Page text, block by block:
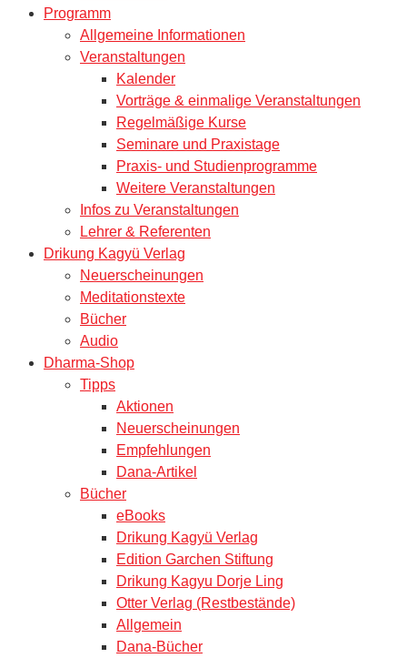
Programm
Allgemeine Informationen
Veranstaltungen
Kalender
Vorträge & einmalige Veranstaltungen
Regelmäßige Kurse
Seminare und Praxistage
Praxis- und Studienprogramme
Weitere Veranstaltungen
Infos zu Veranstaltungen
Lehrer & Referenten
Drikung Kagyü Verlag
Neuerscheinungen
Meditationstexte
Bücher
Audio
Dharma-Shop
Tipps
Aktionen
Neuerscheinungen
Empfehlungen
Dana-Artikel
Bücher
eBooks
Drikung Kagyü Verlag
Edition Garchen Stiftung
Drikung Kagyu Dorje Ling
Otter Verlag (Restbestände)
Allgemein
Dana-Bücher